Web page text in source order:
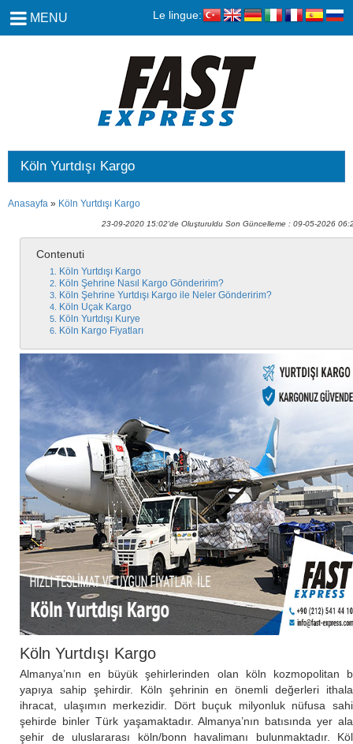
MENU Le lingue:
Köln Yurtdışı Kargo
Anasayfa » Köln Yurtdışı Kargo
23-09-2020 15:02'de Oluşturuldu Son Güncelleme : 09-05-2026
Contenuti
Köln Yurtdışı Kargo
Köln Şehrine Nasıl Kargo Gönderirim?
Köln Şehrine Yurtdışı Kargo ile Neler Gönderirim?
Köln Uçak Kargo
Köln Yurtdışı Kurye
Köln Kargo Fiyatları
Köln Yurtdışı Kargo
Almanya’nın en büyük şehirlerinden olan köln kozmopolitan
yapıya sahip şehirdir. Köln şehrinin en önemli değerleri
ihracat, ulaşımın merkezidir. Dört buçuk milyonluk nüfusa
şehirde binler Türk yaşamaktadır. Almanya’nın batısında yer
şehir de uluslararası köln/bonn havalimanı bulunmaktadır.